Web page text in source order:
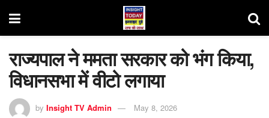
राज्यपाल ने ममता सरकार को भंग किया,
विधानसभा में वीटो लगाया
by Insight TV Admin May 8, 2026